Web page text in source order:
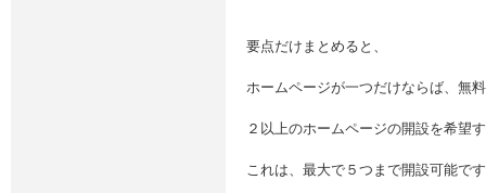
要点だけまとめると、
ホームページが一つだけならば、無
２以上のホームページの開設を希望
これは、最大で５つまで開設可能で